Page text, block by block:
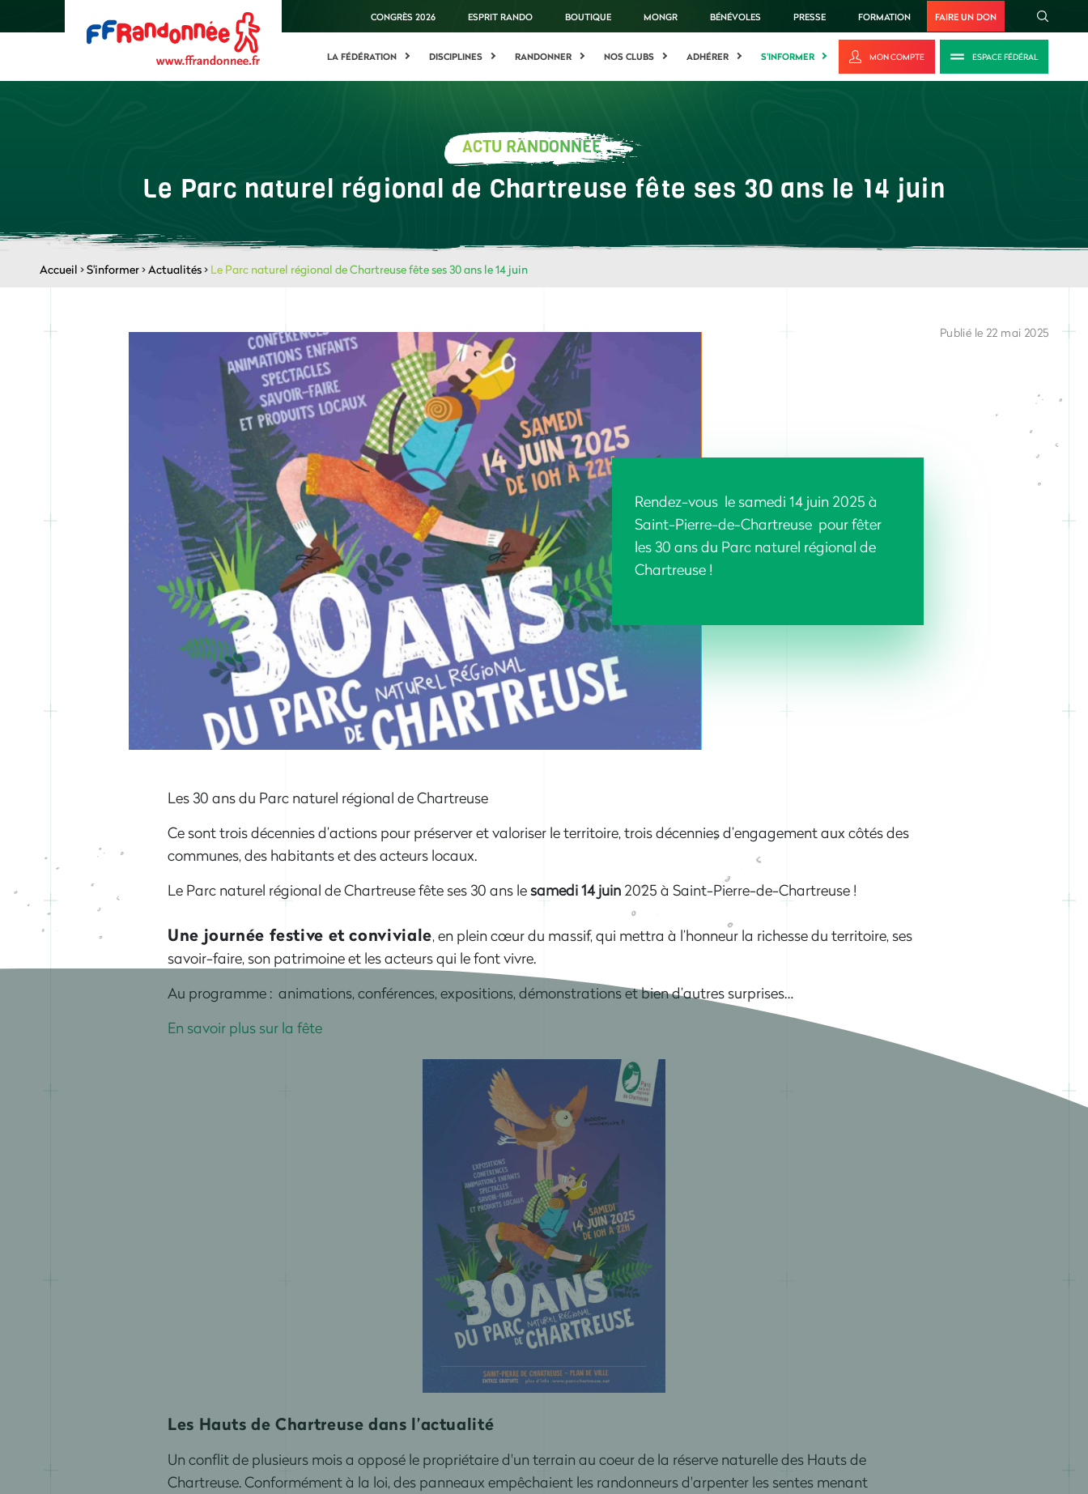
CONGRÈS 2026 ESPRIT RANDO BOUTIQUE MONGR BÉNÉVOLES PRESSE FORMATION FAIRE UN DON
LA FÉDÉRATION DISCIPLINES RANDONNER NOS CLUBS ADHÉRER S'INFORMER MON COMPTE ESPACE FÉDÉRAL
ACTU RANDONNÉE
Le Parc naturel régional de Chartreuse fête ses 30 ans le 14 juin
Accueil >S'informer>Actualités> Le Parc naturel régional de Chartreuse fête ses 30 ans le 14 juin
Rendez-vous le samedi 14 juin 2025 à
Saint-Pierre-de-Chartreuse pour fêter
les 30 ans du Parc naturel régional de
Chartreuse !
Publié le 22 mai 2025
Les 30 ans du Parc naturel régional de Chartreuse
Ce sont trois décennies d’actions pour préserver et valoriser le territoire, trois décennies d’engagement aux côtés des
communes, des habitants et des acteurs locaux.
Le Parc naturel régional de Chartreuse fête ses 30 ans lesamedi 14 juin2025 à Saint-Pierre-de-Chartreuse !
Une journée festive et conviviale, en plein cœur du massif, qui mettra à l’honneur la richesse du territoire, ses
savoir-faire, son patrimoine et les acteurs qui le font vivre.
Au programme : animations, conférences, expositions, démonstrations et bien d’autres surprises…
En savoir plus sur la fête
Les Hauts de Chartreuse dans l’actualité
Un conflit de plusieurs mois a opposé le propriétaire d'un terrain au coeur de la réserve naturelle des Hauts de
Chartreuse. Conformément à la loi, des panneaux empêchaient les randonneurs d'arpenter les sentes menant